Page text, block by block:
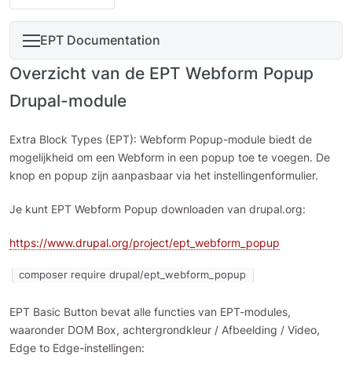
EPT Documentation
Overzicht van de EPT Webform Popup
Drupal-module
Extra Block Types (EPT): Webform Popup-module biedt de
mogelijkheid om een Webform in een popup toe te voegen. De
knop en popup zijn aanpasbaar via het instellingenformulier.
Je kunt EPT Webform Popup downloaden van drupal.org:
https://www.drupal.org/project/ept_webform_popup
composer require drupal/ept_webform_popup
EPT Basic Button bevat alle functies van EPT-modules,
waaronder DOM Box, achtergrondkleur / Afbeelding / Video,
Edge to Edge-instellingen: